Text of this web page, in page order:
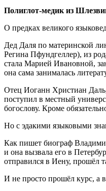
Полиглот-медик из
О предках великого
Дед Даля по материнской
Регина Пфундгеллер), из
стала Марией Ивановной,
она сама занималась
Отец Иоганн Христиан Даль,
поступил в местный
богослову. Кроме
Но с эдакими языковыми
Как пишет биограф
и она вызвала его в
отправился в Иену, прошёл
И не просто прошёл курс, а